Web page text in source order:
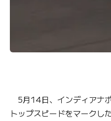
5月14日、インディアナ
トップスピードをマークし